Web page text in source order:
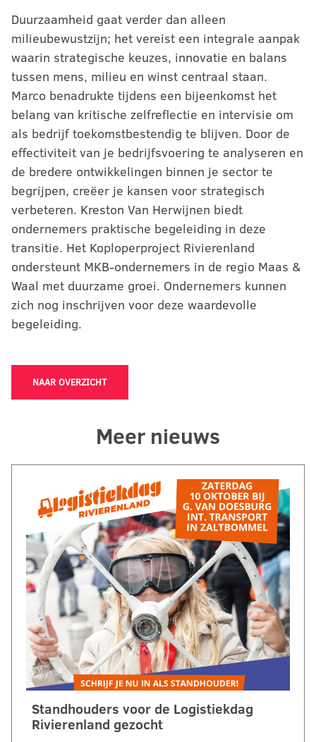
Duurzaamheid gaat verder dan alleen
milieubewustzijn; het vereist een integrale aanpak
waarin strategische keuzes, innovatie en balans
tussen mens, milieu en winst centraal staan.
Marco benadrukte tijdens een bijeenkomst het
belang van kritische zelfreflectie en intervisie om
als bedrijf toekomstbestendig te blijven. Door de
effectiviteit van je bedrijfsvoering te analyseren en
de bredere ontwikkelingen binnen je sector te
begrijpen, creëer je kansen voor strategisch
verbeteren. Kreston Van Herwijnen biedt
ondernemers praktische begeleiding in deze
transitie. Het Koploperproject Rivierenland
ondersteunt MKB-ondernemers in de regio Maas &
Waal met duurzame groei. Ondernemers kunnen
zich nog inschrijven voor deze waardevolle
begeleiding.
NAAR OVERZICHT
Meer nieuws
Standhouders voor de Logistiekdag
Rivierenland gezocht